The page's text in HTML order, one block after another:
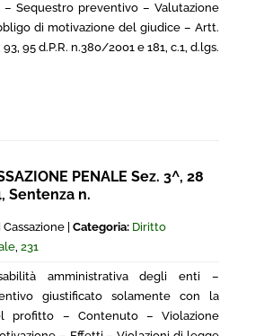
Sequestro preventivo – Valutazione
di motivazione del giudice – Artt.
95 d.P.R. n.380/2001 e 181, c.1, d.lgs.
PENALE Sez. 3^, 28
Sentenza n.
| Categoria: Diritto
, 231
amministrativa degli enti –
giustificato solamente con la
profitto – Contenuto – Violazione